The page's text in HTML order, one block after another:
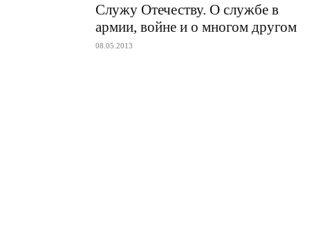
Служу Отечеству. О службе в
армии, войне и о многом другом
08.05.2013